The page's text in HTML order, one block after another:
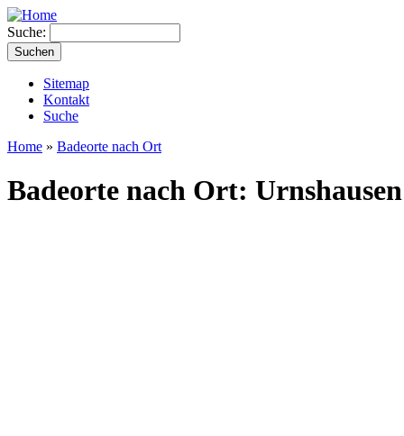
Suche:
Sitemap
Kontakt
Suche
Home » Badeorte nach Ort
Badeorte nach Ort: Urnshausen